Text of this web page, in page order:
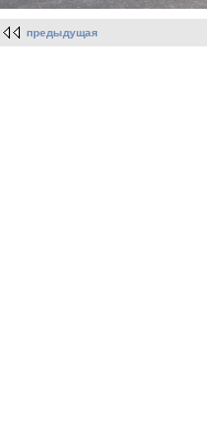
предыдущая